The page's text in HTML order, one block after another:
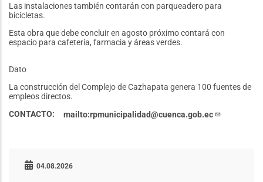
Las instalaciones también contarán con parqueadero para
bicicletas.
Esta obra que debe concluir en agosto próximo contará con
espacio para cafetería, farmacia y áreas verdes.
Dato
La construcción del Complejo de Cazhapata genera 100 fuentes de
empleos directos.
CONTACTO
mailto:rpmunicipalidad@cuenca.gob.ec
04.08.2026